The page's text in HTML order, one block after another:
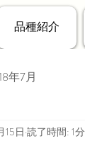
品種紹介
年7月
15日 読了時間: 1分